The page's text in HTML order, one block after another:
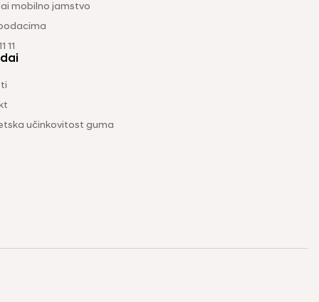
mobilno jamstvo
11
učinkovitost guma